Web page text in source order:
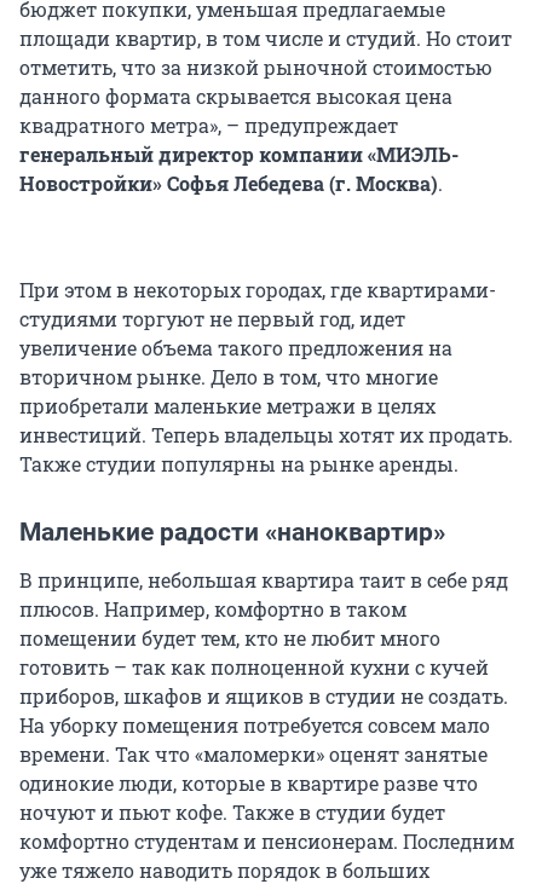
бюджет покупки, уменьшая предлагаемые
площади квартир, в том числе и студий. Но стоит
отметить, что за низкой рыночной стоимостью
данного формата скрывается высокая цена
квадратного метра», – предупреждает
генеральный директор компании «МИЭЛЬ-
Новостройки» Софья Лебедева (г. Москва).
При этом в некоторых городах, где квартирами-
студиями торгуют не первый год, идет
увеличение объема такого предложения на
вторичном рынке. Дело в том, что многие
приобретали маленькие метражи в целях
инвестиций. Теперь владельцы хотят их продать.
Также студии популярны на рынке аренды.
Маленькие радости «наноквартир»
В принципе, небольшая квартира таит в себе ряд
плюсов. Например, комфортно в таком
помещении будет тем, кто не любит много
готовить – так как полноценной кухни с кучей
приборов, шкафов и ящиков в студии не создать.
На уборку помещения потребуется совсем мало
времени. Так что «маломерки» оценят занятые
одинокие люди, которые в квартире разве что
ночуют и пьют кофе. Также в студии будет
комфортно студентам и пенсионерам. Последним
уже тяжело наводить порядок в больших